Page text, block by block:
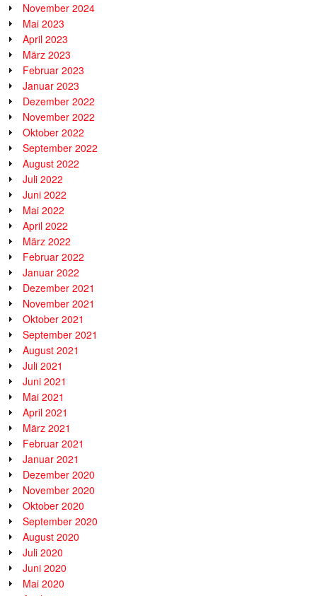
November 2024
Mai 2023
April 2023
März 2023
Februar 2023
Januar 2023
Dezember 2022
November 2022
Oktober 2022
September 2022
August 2022
Juli 2022
Juni 2022
Mai 2022
April 2022
März 2022
Februar 2022
Januar 2022
Dezember 2021
November 2021
Oktober 2021
September 2021
August 2021
Juli 2021
Juni 2021
Mai 2021
April 2021
März 2021
Februar 2021
Januar 2021
Dezember 2020
November 2020
Oktober 2020
September 2020
August 2020
Juli 2020
Juni 2020
Mai 2020